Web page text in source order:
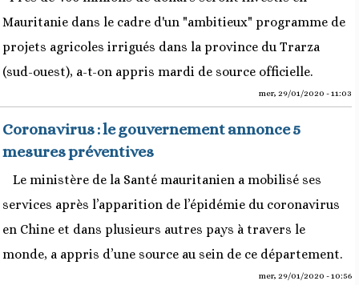
Mauritanie dans le cadre d'un "ambitieux" programme de
projets agricoles irrigués dans la province du Trarza
(sud-ouest), a-t-on appris mardi de source officielle.
mer, 29/01/2020 - 11:03
Coronavirus : le gouvernement annonce 5
mesures préventives
Le ministère de la Santé mauritanien a mobilisé ses
services après l’apparition de l’épidémie du coronavirus
en Chine et dans plusieurs autres pays à travers le
monde, a appris d’une source au sein de ce département.
mer, 29/01/2020 - 10:56